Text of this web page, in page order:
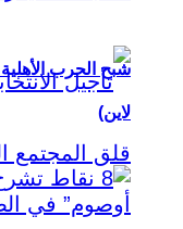
شبح الحرب الأهلية
لاين)